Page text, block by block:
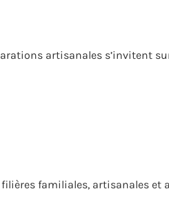
artisanales s’invitent
familiales, artisanales